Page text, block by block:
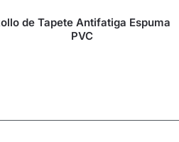
de Tapete Antifatiga Espuma
PVC